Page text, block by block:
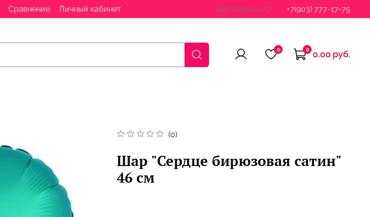
Сравнение Личный кабинет Доставка 24/7 +7(903) 777-17-75
0 0 0.00 руб.
(0)
Шар "Сердце бирюзовая сатин"
46 см